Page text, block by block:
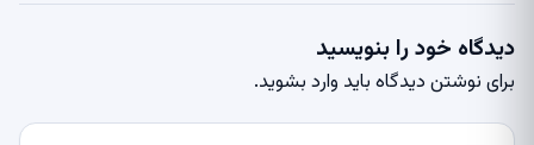
دیدگاه خود را بنویسید
برای نوشتن دیدگاه باید وارد بشوید.